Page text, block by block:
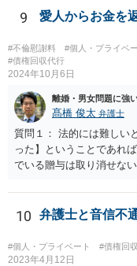
ことができます。まずは
方が良いかと思います。
9 愛人からお金を
#不倫慰謝料 #個人・プライベ
#債権回収代行
2024年10月6日
離婚・男女問題に強
髙橋 俊太 弁護士
質問１： 法的には難しい
った】ということであれ
でいる贈与は取り消せな
あった場合に意味が生じ
てをすること自体は可能
よる解決に応じない限り
３： 仮に裁判になったと
ることは考え難いと思われ
10 弁護士と音信不
#個人・プライベート #債権回
2023年4月12日